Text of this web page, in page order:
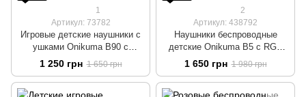
1
Артикул: 73782
Игровые детские наушники с
ушками Onikuma B90 с
подсветкой RGB черные
1 250 грн 1 650 грн
2
Артикул: 438792
Наушники беспроводные
детские Onikuma B5 с RGB
подсветкой и встроенным
микрофоном бежевые
1 650 грн 1 980 грн